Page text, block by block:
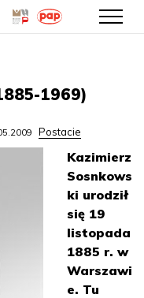
1969)
Postacie
Kazimierz
Sosnkows
ki urodził
się 19
listopada
1885 r. w
Warszawi
e. Tu